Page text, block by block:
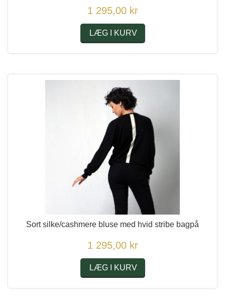
1 295,00 kr
LÆG I KURV
Sort silke/cashmere bluse med hvid stribe bagpå
1 295,00 kr
LÆG I KURV